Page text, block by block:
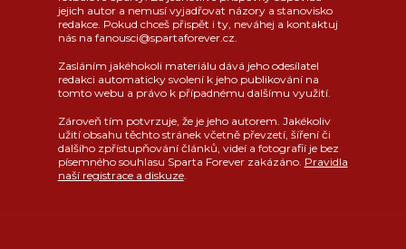
jejich autor a nemusí vyjadřovat názory a stanovisko
redakce. Pokud chceš přispět i ty, neváhej a kontaktuj
nás na fanousci@spartaforever.cz.
Zasláním jakéhokoli materiálu dává jeho odesílatel
redakci automaticky svolení k jeho publikování na
tomto webu a právo k případnému dalšímu využití.
Zároveň tím potvrzuje, že je jeho autorem. Jakékoliv
užití obsahu těchto stránek včetně převzetí, šíření či
dalšího zpřístupňování článků, videí a fotografií je bez
písemného souhlasu Sparta Forever zakázáno. Pravidla
naší registrace a diskuze.